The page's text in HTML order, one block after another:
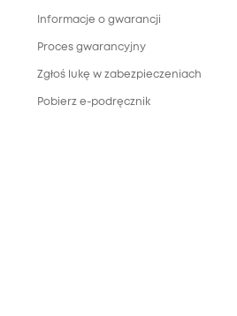
Informacje o gwarancji
Proces gwarancyjny
Zgłoś lukę w zabezpieczeniach
Pobierz e-podręcznik